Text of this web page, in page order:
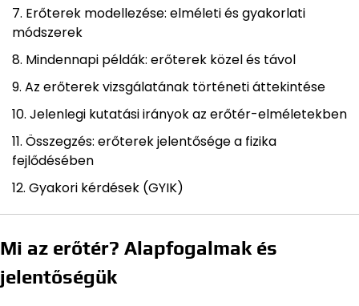
Erőterek modellezése: elméleti és gyakorlati
módszerek
Mindennapi példák: erőterek közel és távol
Az erőterek vizsgálatának történeti áttekintése
Jelenlegi kutatási irányok az erőtér-elméletekben
Összegzés: erőterek jelentősége a fizika
fejlődésében
Gyakori kérdések (GYIK)
Mi az erőtér? Alapfogalmak és
jelentőségük